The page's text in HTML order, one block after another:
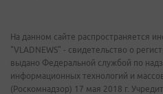
На данном сайте распространяется
"VLADNEWS" - свидетельство о
выдано Федеральной службой по
информационных технологий и
(Роскомнадзор) 17 мая 2018 г.